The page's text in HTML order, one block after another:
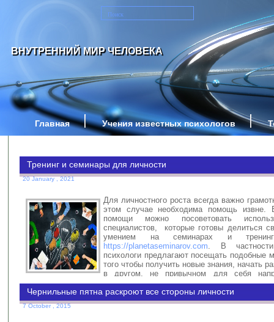
ВНУТРЕННИЙ МИР ЧЕЛОВЕКА
Главная Учения известных психологов
Тренинг и семинары для личности
20 January , 2021
Для личностного роста всегда важно
этом случае необходима помощь извне.
помощи можно посоветовать
специалистов, которые готовы делиться
умением на семинарах и
https://planetaseminarov.com. В
психологи предлагают посещать подобные
того чтобы получить новые знания, начать
в другом, не привычном для себя
дальше..
Чернильные пятна раскроют все стороны личности
7 October , 2015